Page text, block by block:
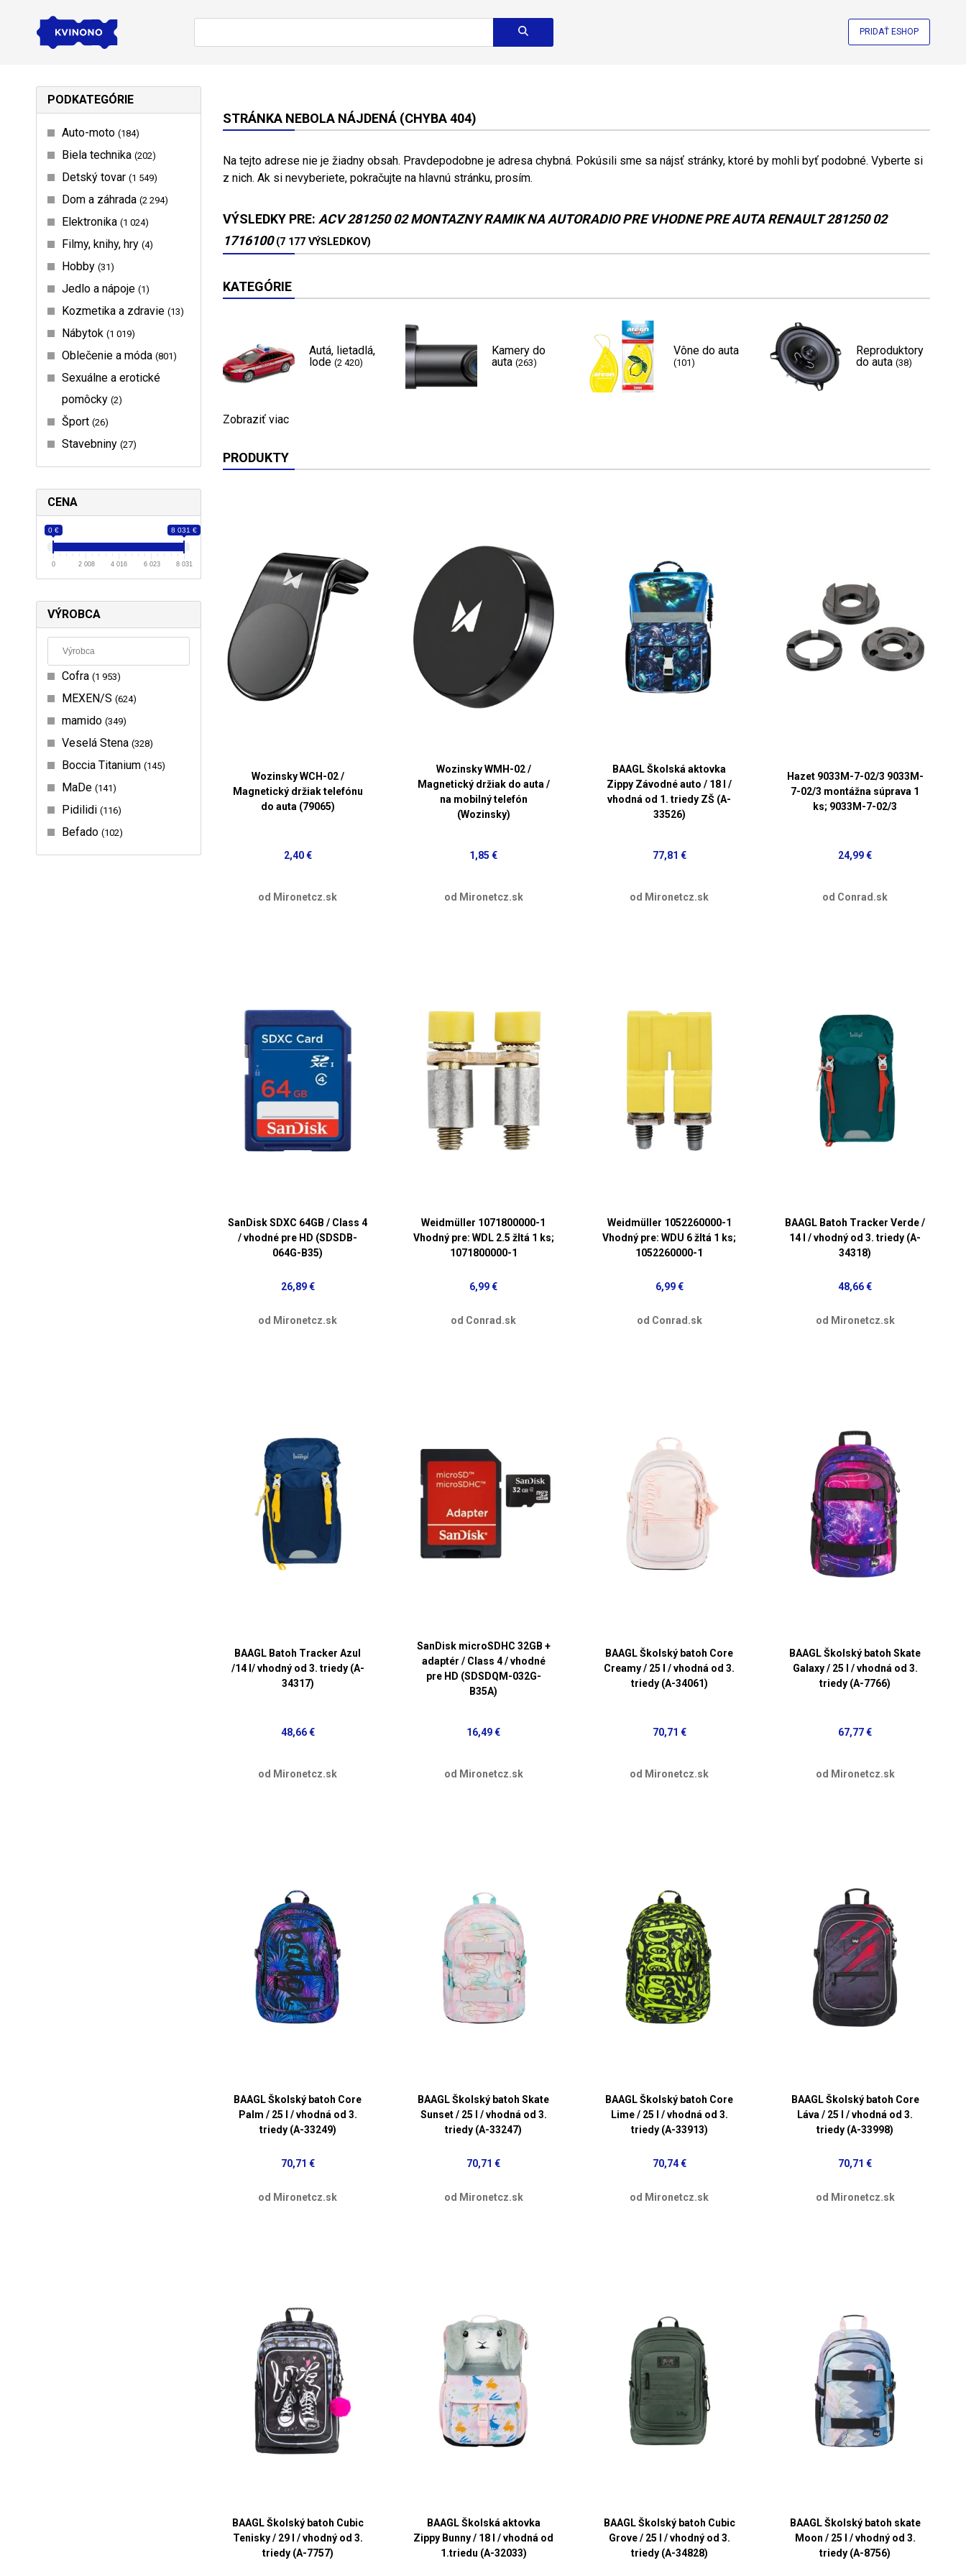
PRIDAŤ ESHOP
PODKATEGÓRIE
Auto-moto 184
Biela technika 202
Detský tovar 1 549
Dom a záhrada 2 294
Elektronika 1 024
Filmy, knihy, hry 4
Hobby 31
Jedlo a nápoje 1
Kozmetika a zdravie 13
Nábytok 1 019
Oblečenie a móda 801
Sexuálne a erotické
pomôcky 2
Šport 26
Stavebniny 27
CENA
0 € 8 031 €
0 2 008 4 016 6 023 8 031
VÝROBCA
Cofra 1 953
MEXEN/S 624
mamido 349
Veselá Stena 328
Boccia Titanium 145
MaDe 141
Pidilidi 116
Befado 102
STRÁNKA NEBOLA NÁJDENÁ (CHYBA 404)
Na tejto adrese nie je žiadny obsah. Pravdepodobne je adresa chybná. Pokúsili sme sa nájsť stránky, ktoré by mohli byť podobné. Vyberte si
z nich. Ak si nevyberiete, pokračujte na hlavnú stránku, prosím.
VÝSLEDKY PRE: ACV 281250 02 MONTAZNY RAMIK NA AUTORADIO PRE VHODNE PRE AUTA RENAULT 281250 02
1716100 (7 177 VÝSLEDKOV)
KATEGÓRIE
Autá, lietadlá,
lode (2 420)
Kamery do
auta (263)
Vône do auta
(101)
Reproduktory
do auta (38)
Zobraziť viac
PRODUKTY
Wozinsky WCH-02 /
Magnetický držiak telefónu
do auta (79065)
2,40 €
od Mironetcz.sk
Wozinsky WMH-02 /
Magnetický držiak do auta /
na mobilný telefón
(Wozinsky)
1,85 €
od Mironetcz.sk
BAAGL Školská aktovka
Zippy Závodné auto / 18 l /
vhodná od 1. triedy ZŠ (A-
33526)
77,81 €
od Mironetcz.sk
Hazet 9033M-7-02/3 9033M-
7-02/3 montážna súprava 1
ks; 9033M-7-02/3
24,99 €
od Conrad.sk
SanDisk SDXC 64GB / Class 4
/ vhodné pre HD (SDSDB-
064G-B35)
26,89 €
od Mironetcz.sk
Weidmüller 1071800000-1
Vhodný pre: WDL 2.5 žltá 1 ks;
1071800000-1
6,99 €
od Conrad.sk
Weidmüller 1052260000-1
Vhodný pre: WDU 6 žltá 1 ks;
1052260000-1
6,99 €
od Conrad.sk
BAAGL Batoh Tracker Verde /
14 l / vhodný od 3. triedy (A-
34318)
48,66 €
od Mironetcz.sk
BAAGL Batoh Tracker Azul
/14 l/ vhodný od 3. triedy (A-
34317)
48,66 €
od Mironetcz.sk
SanDisk microSDHC 32GB +
adaptér / Class 4 / vhodné
pre HD (SDSDQM-032G-
B35A)
16,49 €
od Mironetcz.sk
BAAGL Školský batoh Core
Creamy / 25 l / vhodná od 3.
triedy (A-34061)
70,71 €
od Mironetcz.sk
BAAGL Školský batoh Skate
Galaxy / 25 l / vhodná od 3.
triedy (A-7766)
67,77 €
od Mironetcz.sk
BAAGL Školský batoh Core
Palm / 25 l / vhodná od 3.
triedy (A-33249)
70,71 €
od Mironetcz.sk
BAAGL Školský batoh Skate
Sunset / 25 l / vhodná od 3.
triedy (A-33247)
70,71 €
od Mironetcz.sk
BAAGL Školský batoh Core
Lime / 25 l / vhodná od 3.
triedy (A-33913)
70,74 €
od Mironetcz.sk
BAAGL Školský batoh Core
Láva / 25 l / vhodná od 3.
triedy (A-33998)
70,71 €
od Mironetcz.sk
BAAGL Školský batoh Cubic
Tenisky / 29 l / vhodný od 3.
triedy (A-7757)
BAAGL Školská aktovka
Zippy Bunny / 18 l / vhodná od
1.triedu (A-32033)
BAAGL Školský batoh Cubic
Grove / 25 l / vhodný od 3.
triedy (A-34828)
BAAGL Školský batoh skate
Moon / 25 l / vhodný od 3.
triedy (A-8756)